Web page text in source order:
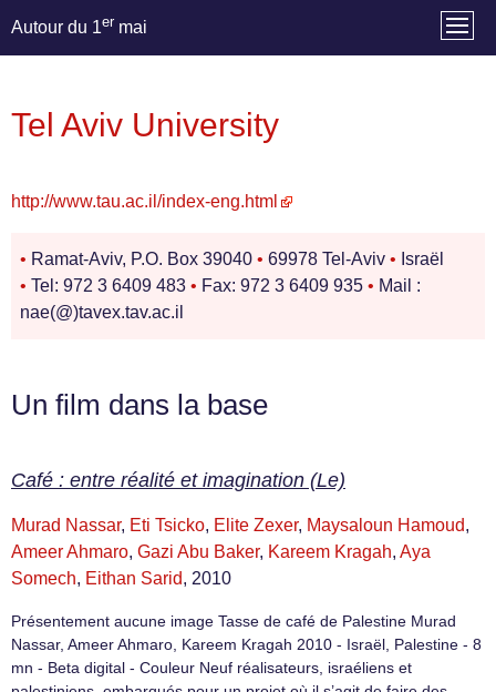
Autour du 1er mai
Tel Aviv University
http://www.tau.ac.il/index-eng.html
• Ramat-Aviv, P.O. Box 39040 • 69978 Tel-Aviv • Israël
• Tel: 972 3 6409 483 • Fax: 972 3 6409 935 • Mail :
nae(@)tavex.tav.ac.il
Un film dans la base
Café : entre réalité et imagination (Le)
Murad Nassar, Eti Tsicko, Elite Zexer, Maysaloun Hamoud,
Ameer Ahmaro, Gazi Abu Baker, Kareem Kragah, Aya
Somech, Eithan Sarid, 2010
Présentement aucune image Tasse de café de Palestine Murad
Nassar, Ameer Ahmaro, Kareem Kragah 2010 - Israël, Palestine - 8
mn - Beta digital - Couleur Neuf réalisateurs, israéliens et